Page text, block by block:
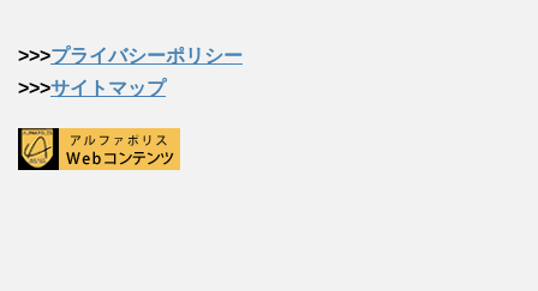
>>>プライバシーポリシー
>>>サイトマップ